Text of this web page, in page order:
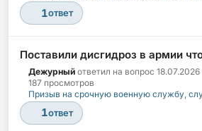
1ответ
Поставили дисгидроз в армии
Дежурный ответил на вопрос 18.07.2026
187 просмотров
Призыв на срочную военную службу,
1ответ